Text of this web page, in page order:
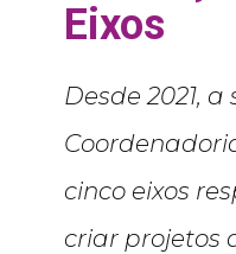
Eixos
Desde 2021, a
cinco eixos
criar projetos